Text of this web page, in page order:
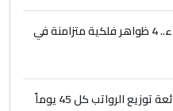
العيون إلى السماء.. 4 ظواهر فلكية متزامنة في
الرواتب كل 45 يوماً